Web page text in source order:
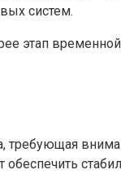
систем.
этап
требующая